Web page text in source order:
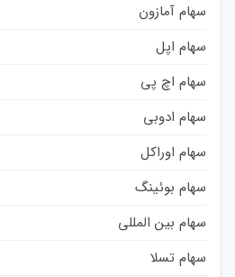
سهام آمازون
سهام اپل
سهام اچ پی
سهام ادوبی
سهام اوراکل
سهام بوئینگ
سهام بین المللی
سهام تسلا